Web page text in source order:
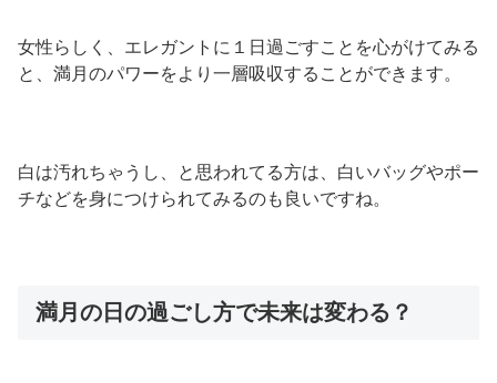
女性らしく、エレガントに１日過ごすことを心がけてみる
と、満月のパワーをより一層吸収することができます。
白は汚れちゃうし、と思われてる方は、白いバッグやポー
チなどを身につけられてみるのも良いですね。
満月の日の過ごし方で未来は変わる？